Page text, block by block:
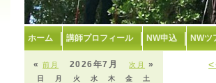
ホーム 講師プロフィール NW申込 NWツ
«前月 次月 »
2026年7月
日 月 火 水 木 金
土